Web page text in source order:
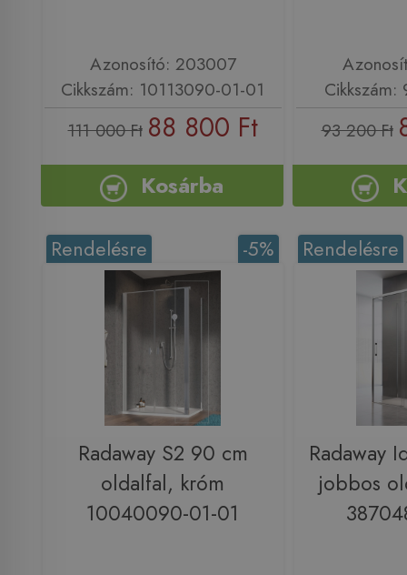
Azonosító: 203007
Cikkszám: 10113090-01-01
111 000 Ft 88 800 Ft
Kosárba
93 200 Ft
-5%
Rendelésre
Radaway S2 90 cm
oldalfal, króm
10040090-01-01
Rendelésre
Radaway
jobbos